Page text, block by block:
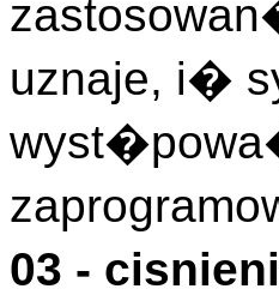
uznaje, i�
03 -